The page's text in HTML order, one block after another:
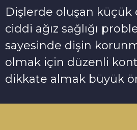
Dişlerde oluşan küçük
ciddi ağız sağlığı
sayesinde dişin
olmak için düzenli
dikkate almak büyük